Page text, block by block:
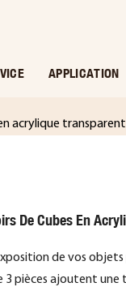
APPLICATION
acrylique
De Cubes En
de vos
3 pièces ajoutent